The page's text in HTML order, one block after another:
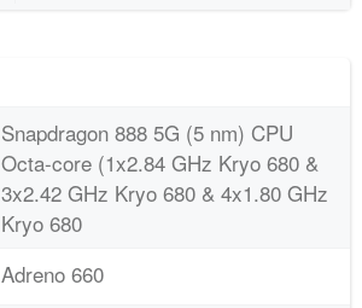
Snapdragon 888 5G (5 nm) CPU
Octa-core (1x2.84 GHz Kryo 680 &
3x2.42 GHz Kryo 680 & 4x1.80 GHz
Kryo 680
Adreno 660